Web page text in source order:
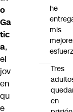
o
Ga
tic
a,
el
jov
en
qu
e
he
mis
Tres
en